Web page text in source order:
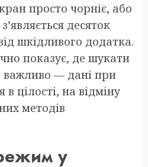
просто чорніє, або
десяток
шкідливого додатка.
показує, де шукати
важливо — дані при
цілості, на відміну
методів
у